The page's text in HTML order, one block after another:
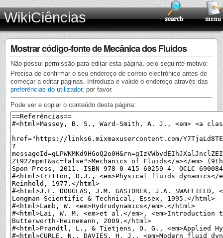
WikiCiências
Mostrar código-fonte de Mecânica dos Fluidos
Não possui permissão para editar esta página, pelo seguinte motivo:
Precisa de confirmar o seu endereço de correio electrónico antes de
começar a editar páginas. Introduza e valide o endereço através das
preferências do utilizador, por favor.
Pode ver e copiar o conteúdo desta página: